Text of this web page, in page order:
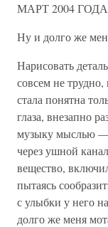
МАРТ 2004 ГОДА
Ну и долго же
Нарисовать
совсем не
стала понятна
глаза, внезапно
музыку мыслью —
через ушной
вещество,
пытаясь
с улыбки у него
долго же меня